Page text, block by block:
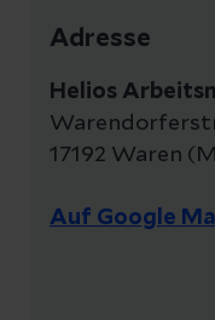
Adresse
Helios
17192 Waren
Auf Google